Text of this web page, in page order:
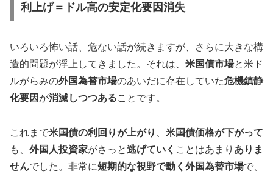
利上げ＝ドル高の安定化要因消失
いろいろ怖い話、危ない話が続きますが、さらに大きな構
造的問題が浮上してきました。それは、 米国債市場と米ド
ルがらみの外国為替市場のあいだに存在していた危機鎮静
化要因 が消滅しつつあることです。
これまで米国債の利回りが上がり
米国債価格が下がって
も、 外国人投資家がさっと逃げていく ことはあまり ありま
せんでした。非常に短期的な視野で動く外国為替市場で、